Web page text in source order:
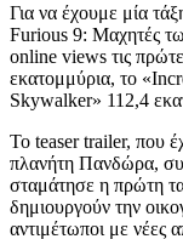
Για να έχουμε μία
Furious 9: Μαχητές
online views τις
εκατομμύρια, το «
Skywalker» 112,4
Το teaser trailer, που
πλανήτη Πανδώρα,
σταμάτησε η πρώτη
δημιουργούν την
αντιμέτωποι με νέες